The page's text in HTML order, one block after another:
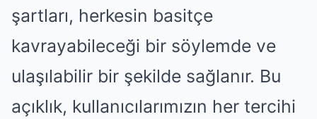
şartları, herkesin basitçe
kavrayabileceği bir söylemde ve
ulaşılabilir bir şekilde sağlanır. Bu
açıklık, kullanıcılarımızın her tercihi